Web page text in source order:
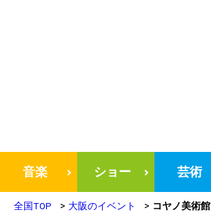
音楽 ショー 芸術
全国TOP 大阪のイベント
コヤノ美術館